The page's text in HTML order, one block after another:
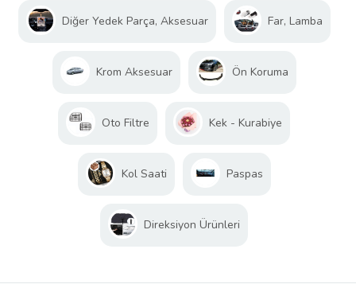
Diğer Yedek Parça, Aksesuar Far, Lamba
Krom Aksesuar Ön Koruma
Oto Filtre Kek - Kurabiye
Kol Saati Paspas
Direksiyon Ürünleri